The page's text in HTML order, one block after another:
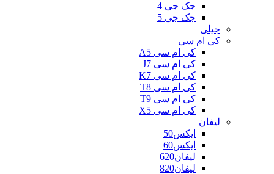
جک جی 4
جک جی 5
جیلی
کی ام سی
کی ام سی A5
کی ام سی J7
کی ام سی K7
کی ام سی T8
کی ام سی T9
کی ام سی X5
لیفان
ایکس50
ایکس60
لیفان620
لیفان820